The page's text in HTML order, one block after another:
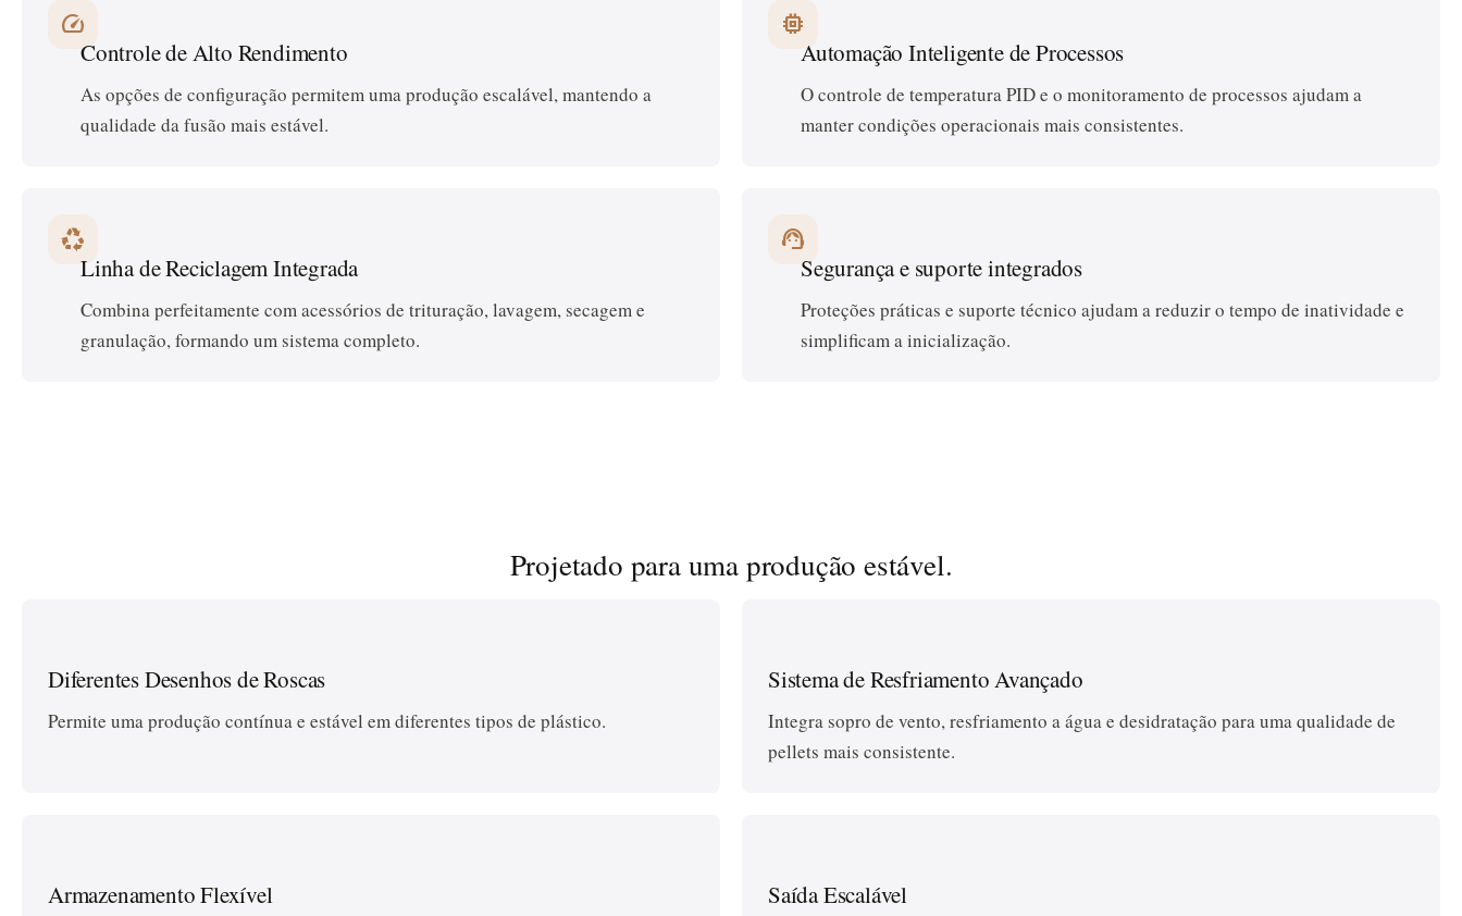
speed
Controle de Alto Rendimento
As opções de configuração permitem uma produção escalável, mantendo a
qualidade da fusão mais estável.
memory
Automação Inteligente de Processos
O controle de temperatura PID e o monitoramento de processos ajudam a
manter condições operacionais mais consistentes.
recycling
Linha de Reciclagem Integrada
Combina perfeitamente com acessórios de trituração, lavagem, secagem e
granulação, formando um sistema completo.
support_agent
Segurança e suporte integrados
Proteções práticas e suporte técnico ajudam a reduzir o tempo de inatividade e
simplificam a inicialização.
Projetado para uma produção estável.
Diferentes Desenhos de Roscas
Permite uma produção contínua e estável em diferentes tipos de plástico.
Sistema de Resfriamento Avançado
Integra sopro de vento, resfriamento a água e desidratação para uma qualidade de
pellets mais consistente.
Armazenamento Flexível Saída Escalável